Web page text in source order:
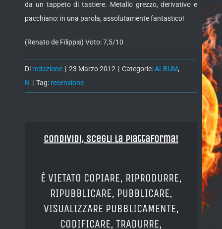
da un tappeto di tastiere. Metallo grezzo, derivativo e
pacchiano: in una parola, assolutamente fantastico!
(Renato de Filippis) Voto: 7,5/10
Di redazione | 23 Marzo 2012 | Categorie:ALBUM,
N | Tag: recensione
Condividi, Scegli la piattaforma!
È VIETATO COPIARE, RIPRODURRE,
RIPUBBLICARE, PUBBLICARE,
VISUALIZZARE PUBBLICAMENTE,
CODIFICARE, TRADURRE,